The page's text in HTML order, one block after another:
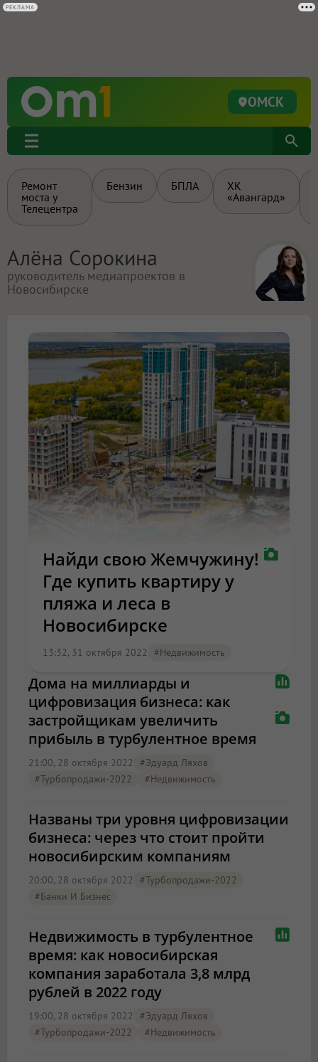
ОМСК
Ремонт
моста у
Телецентра
Бензин БПЛА
ХК
«Авангард»
Алёна Сорокина
руководитель медиапроектов в
Новосибирске
Найди свою Жемчужину!
Где купить квартиру у
пляжа и леса в
Новосибирске
13:32, 31 октября 2022 #Недвижимость
Дома на миллиарды и
цифровизация бизнеса: как
застройщикам увеличить
прибыль в турбулентное время
21:00, 28 октября 2022
#Эдуард Ляхов
#Турбопродажи-2022
#Недвижимость
Названы три уровня цифровизации
бизнеса: через что стоит пройти
новосибирским компаниям
20:00, 28 октября 2022
#Турбопродажи-2022
#Банки И Бизнес
Недвижимость в турбулентное
время: как новосибирская
компания заработала 3,8 млрд
рублей в 2022 году
19:00, 28 октября 2022
#Эдуард Ляхов
#Турбопродажи-2022
#Недвижимость
РЕКЛАМА